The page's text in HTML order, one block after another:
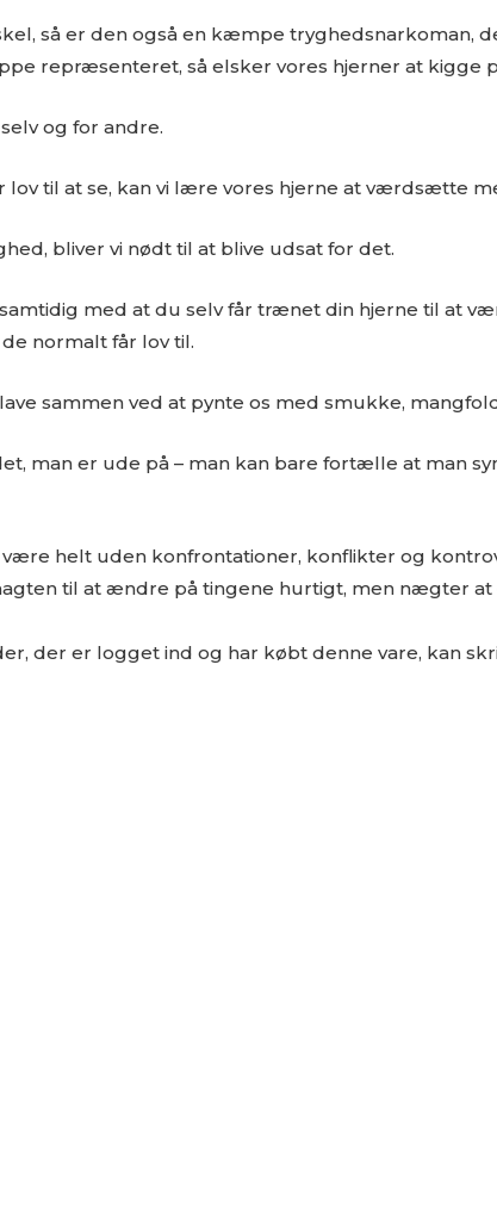
så er den også en kæmpe tryghedsnarkoman,
repræsenteret, så elsker vores hjerner at kigge
og for andre.
lov til at se, kan vi lære vores hjerne at værdsætte
bliver vi nødt til at blive udsat for det.
med at du selv får trænet din hjerne til at
normalt får lov til.
sammen ved at pynte os med smukke,
man er ude på – man kan bare fortælle at man
helt uden konfrontationer, konflikter og
til at ændre på tingene hurtigt, men nægter
der er logget ind og har købt denne vare, kan